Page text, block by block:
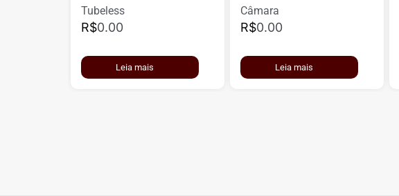
Tubeless
R$0.00
Leia mais
Câmara
R$0.00
Leia mais